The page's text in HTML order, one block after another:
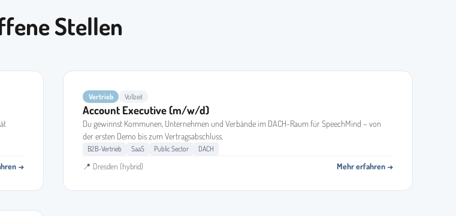
Stellen
→
Vertrieb Vollzeit
Account Executive (m/w/d)
Du gewinnst Kommunen, Unternehmen und Verbände im DACH-Raum für SpeechMind – von
der ersten Demo bis zum Vertragsabschluss.
B2B-Vertrieb SaaS Public Sector DACH
📍 Dresden (hybrid) Mehr erfahren →